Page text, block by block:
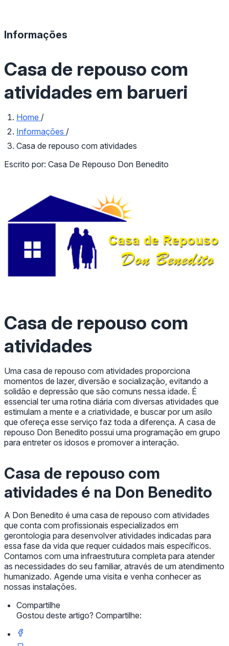
Informações
Casa de repouso com
atividades em barueri
Home /
Informações /
Casa de repouso com atividades
Escrito por: Casa De Repouso Don Benedito
Casa de repouso com
atividades
Uma casa de repouso com atividades proporciona
momentos de lazer, diversão e socialização, evitando a
solidão e depressão que são comuns nessa idade. É
essencial ter uma rotina diária com diversas atividades que
estimulam a mente e a criatividade, e buscar por um asilo
que ofereça esse serviço faz toda a diferença. A casa de
repouso Don Benedito possui uma programação em grupo
para entreter os idosos e promover a interação.
Casa de repouso com
atividades é na Don Benedito
A Don Benedito é uma casa de repouso com atividades
que conta com profissionais especializados em
gerontologia para desenvolver atividades indicadas para
essa fase da vida que requer cuidados mais específicos.
Contamos com uma infraestrutura completa para atender
as necessidades do seu familiar, através de um atendimento
humanizado. Agende uma visita e venha conhecer as
nossas instalações.
Compartilhe
Gostou deste artigo? Compartilhe: